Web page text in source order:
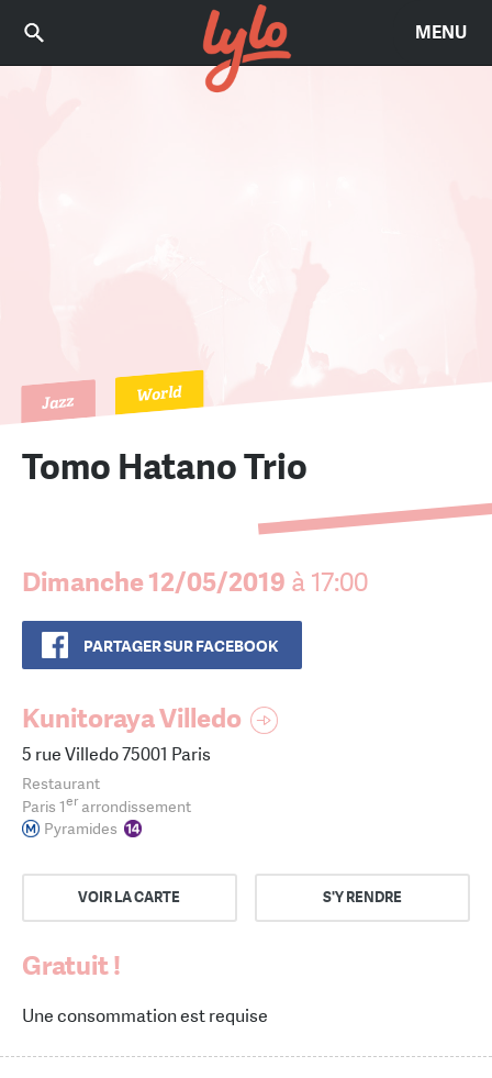
MENU
Jazz World
Tomo Hatano Trio
Dimanche 12/05/2019 à 17:00
PARTAGER SUR FACEBOOK
Kunitoraya Villedo
5 rue Villedo 75001 Paris
Restaurant
Paris 1erarrondissement
Pyramides
VOIR LA CARTE S'Y RENDRE
Gratuit !
Une consommation est requise